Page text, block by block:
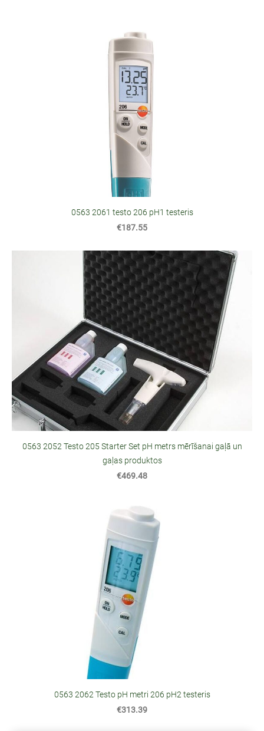
0563 2061 testo 206 pH1 testeris
€187.55
0563 2052 Testo 205 Starter Set pH metrs mērīšanai gaļā un
gaļas produktos
€469.48
0563 2062 Testo pH metri 206 pH2 testeris
€313.39